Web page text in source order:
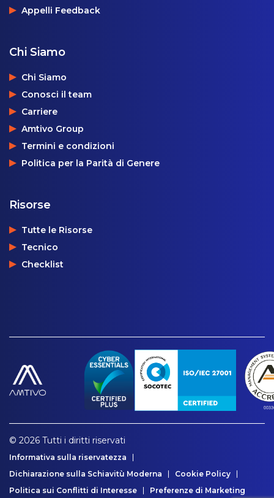
Appelli Feedback
Chi Siamo
Chi Siamo
Conosci il team
Carriere
Amtivo Group
Termini e condizioni
Politica per la Parità di Genere
Risorse
Tutte le Risorse
Tecnico
Checklist
© 2026 Tutti i diritti riservati
Informativa sulla riservatezza
Dichiarazione sulla Schiavitù Moderna
Cookie Policy
Politica sui Conflitti di Interesse
Preferenze di Marketing